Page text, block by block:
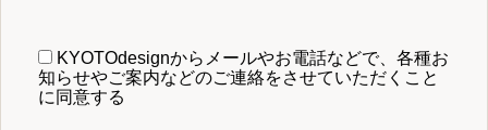
KYOTOdesignからメールやお電話などで、各種お
知らせやご案内などのご連絡をさせていただくこと
に同意する